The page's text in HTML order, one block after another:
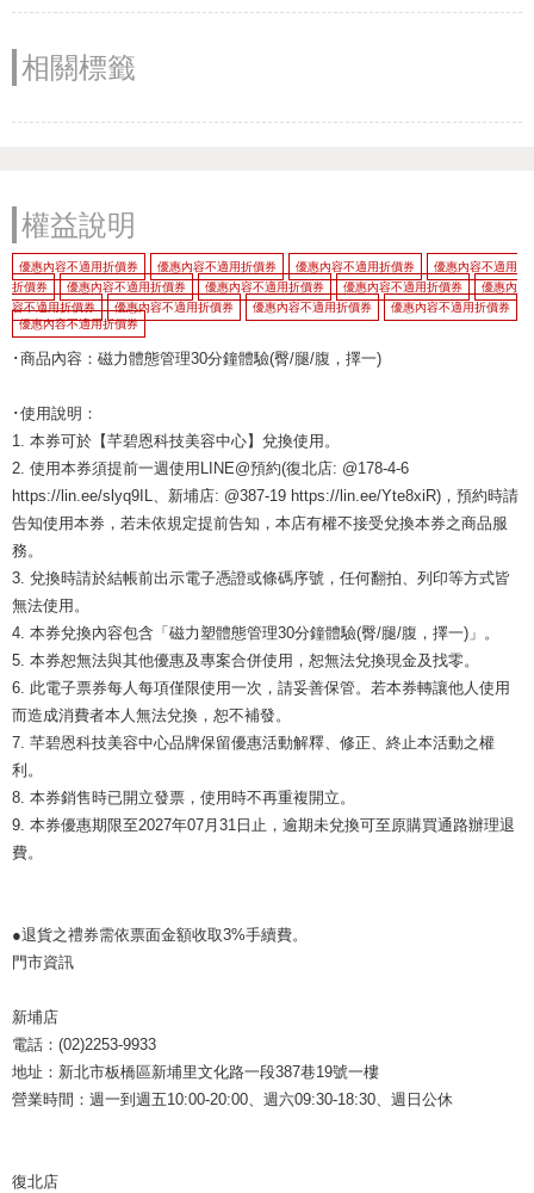
相關標籤
權益說明
優惠內容不適用折價券 優惠內容不適用折價券 優惠內容不適用折價券
優惠內容不適用
折價券
優惠內容不適用折價券 優惠內容不適用折價券 優惠內容不適用折價券
優惠內
容不適用折價券
優惠內容不適用折價券 優惠內容不適用折價券
優惠內容不適用折價券
優惠內容不適用折價券
･商品內容：磁力體態管理30分鐘體驗(臀/腿/腹，擇一)
･使用說明：
1. 本券可於【芊碧恩科技美容中心】兌換使用。
2. 使用本券須提前一週使用LINE@預約(復北店: @178-4-6
https://lin.ee/slyq9IL、新埔店: @387-19 https://lin.ee/Yte8xiR)，預約時請
告知使用本券，若未依規定提前告知，本店有權不接受兌換本券之商品服
務。
3. 兌換時請於結帳前出示電子憑證或條碼序號，任何翻拍、列印等方式皆
無法使用。
4. 本券兌換內容包含「磁力塑體態管理30分鐘體驗(臀/腿/腹，擇一)」。
5. 本券恕無法與其他優惠及專案合併使用，恕無法兌換現金及找零。
6. 此電子票券每人每項僅限使用一次，請妥善保管。若本券轉讓他人使用
而造成消費者本人無法兌換，恕不補發。
7. 芊碧恩科技美容中心品牌保留優惠活動解釋、修正、終止本活動之權
利。
8. 本券銷售時已開立發票，使用時不再重複開立。
9. 本券優惠期限至2027年07月31日止，逾期未兌換可至原購買通路辦理退
費。
●退貨之禮券需依票面金額收取3%手續費。
門市資訊
新埔店
電話：(02)2253-9933
地址：新北市板橋區新埔里文化路一段387巷19號一樓
營業時間：週一到週五10:00-20:00、週六09:30-18:30、週日公休
復北店